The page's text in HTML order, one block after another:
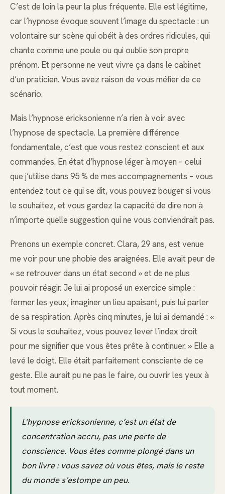
C’est de loin la peur la plus fréquente. Elle est légitime,
car l’hypnose évoque souvent l’image du spectacle : un
volontaire sur scène qui obéit à des ordres ridicules, qui
chante comme une poule ou qui oublie son propre
prénom. Et personne ne veut vivre ça dans le cabinet
d’un praticien. Vous avez raison de vous méfier de ce
scénario.
Mais l’hypnose ericksonienne n’a rien à voir avec
l’hypnose de spectacle. La première différence
fondamentale, c’est que vous restez conscient et aux
commandes. En état d’hypnose léger à moyen – celui
que j’utilise dans 95 % de mes accompagnements – vous
entendez tout ce qui se dit, vous pouvez bouger si vous
le souhaitez, et vous gardez la capacité de dire non à
n’importe quelle suggestion qui ne vous conviendrait pas.
Prenons un exemple concret. Clara, 29 ans, est venue
me voir pour une phobie des araignées. Elle avait peur de
« se retrouver dans un état second » et de ne plus
pouvoir réagir. Je lui ai proposé un exercice simple :
fermer les yeux, imaginer un lieu apaisant, puis lui parler
de sa respiration. Après cinq minutes, je lui ai demandé : «
Si vous le souhaitez, vous pouvez lever l’index droit
pour me signifier que vous êtes prête à continuer. » Elle a
levé le doigt. Elle était parfaitement consciente de ce
geste. Elle aurait pu ne pas le faire, ou ouvrir les yeux à
tout moment.
L’hypnose ericksonienne, c’est un état de
concentration accru, pas une perte de
conscience. Vous êtes comme plongé dans un
bon livre : vous savez où vous êtes, mais le reste
du monde s’estompe un peu.